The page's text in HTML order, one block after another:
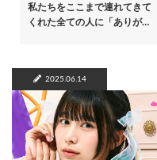
私たちをここまで連れてきて
くれた全ての人に「ありが…
2025.06.14